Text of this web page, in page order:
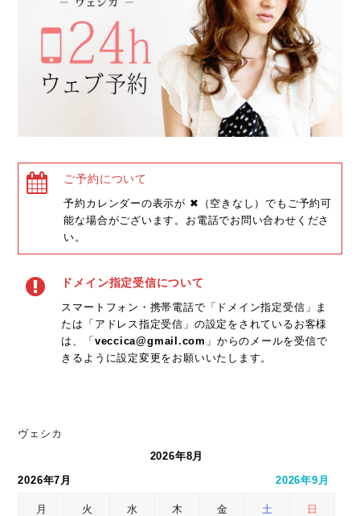
ご予約について
予約カレンダーの表示が ✖（空きなし）でもご予約可
能な場合がございます。お電話でお問い合わせくださ
い。
ドメイン指定受信について
スマートフォン・携帯電話で「ドメイン指定受信」ま
たは「アドレス指定受信」の設定をされているお客様
は、「 veccica@gmail.com 」からのメールを受信で
きるように設定変更をお願いいたします。
ヴェシカ
2026年8月
2026年7月
2026年9月
月 火 水 木 金 土 日